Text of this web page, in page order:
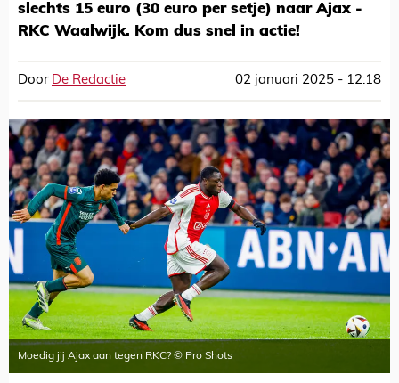
slechts 15 euro (30 euro per setje) naar Ajax -
RKC Waalwijk. Kom dus snel in actie!
Door De Redactie 02 januari 2025 - 12:18
Moedig jij Ajax aan tegen RKC? © Pro Shots